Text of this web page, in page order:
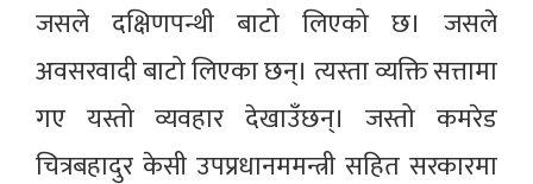
जसले दक्षिणपन्थी बाटो लिएको छ। जसले
अवसरवादी बाटो लिएका छन्। त्यस्ता व्यक्ति सत्तामा
गए यस्तो व्यवहार देखाउँछन्। जस्तो कमरेड
चित्रबहादुर केसी उपप्रधानममन्त्री सहित सरकारमा